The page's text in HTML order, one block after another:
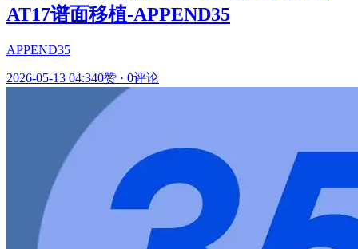
AT17谱面移植-APPEND35
APPEND35
2026-05-13 04:340赞 · 0评论